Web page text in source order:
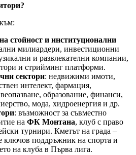
стойност и институционални
милиардери, инвестиционни
и развлекателни компании,
и стрийминг платформи.
сектори: недвижими имоти,
интелект, фармация,
образование, финанси,
мода, хидроенергия и др.
: възможност за съвместно
на ФК Монтана, клуб с право
турнири. Кметът на града –
ключов поддръжник на спорта и
на клуба в Първа лига.